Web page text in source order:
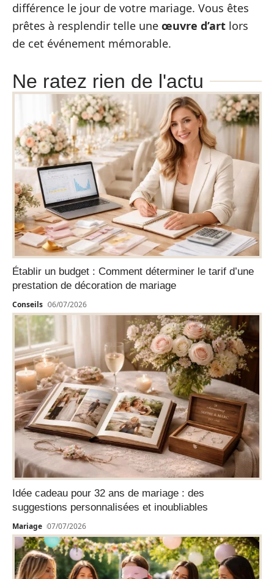
différence le jour de votre mariage. Vous êtes
prêtes à resplendir telle une œuvre d’art lors
de cet événement mémorable.
Ne ratez rien de l'actu
Établir un budget : Comment déterminer le tarif d’une
prestation de décoration de mariage
Conseils 06/07/2026
Idée cadeau pour 32 ans de mariage : des
suggestions personnalisées et inoubliables
Mariage 07/07/2026